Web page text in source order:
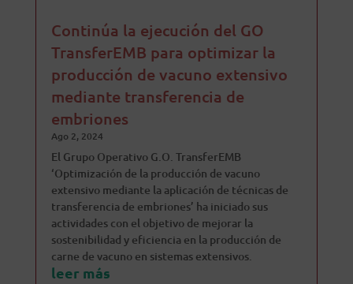
Continúa la ejecución del GO
TransferEMB para optimizar la
producción de vacuno extensivo
mediante transferencia de
embriones
Ago 2, 2024
El Grupo Operativo G.O. TransferEMB
‘Optimización de la producción de vacuno
extensivo mediante la aplicación de técnicas de
transferencia de embriones’ ha iniciado sus
actividades con el objetivo de mejorar la
sostenibilidad y eficiencia en la producción de
carne de vacuno en sistemas extensivos.
leer más